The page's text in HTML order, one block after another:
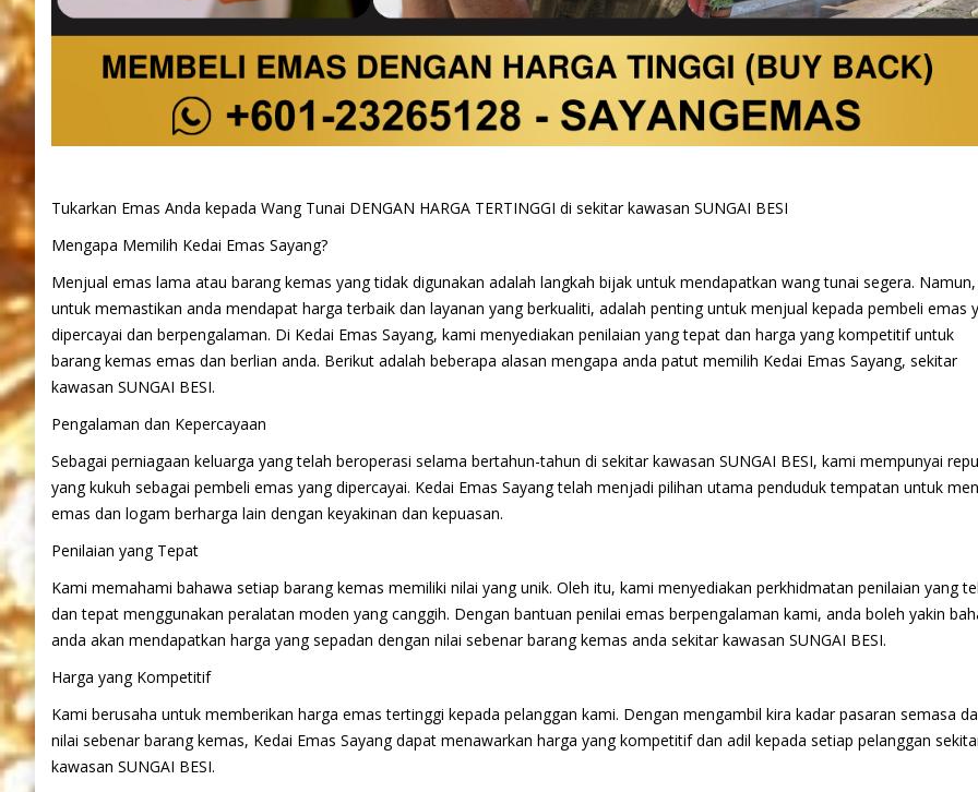
Tukarkan Emas Anda kepada Wang Tunai DENGAN HARGA TERTINGGI di sekitar kawasan SUNGAI BESI
Mengapa Memilih Kedai Emas Sayang?
Menjual emas lama atau barang kemas yang tidak digunakan adalah langkah bijak untuk mendapatkan wang tunai segera. Namun,
untuk memastikan anda mendapat harga terbaik dan layanan yang berkualiti, adalah penting untuk menjual kepada pembeli emas
dipercayai dan berpengalaman. Di Kedai Emas Sayang, kami menyediakan penilaian yang tepat dan harga yang kompetitif untuk
barang kemas emas dan berlian anda. Berikut adalah beberapa alasan mengapa anda patut memilih Kedai Emas Sayang, sekitar
kawasan SUNGAI BESI.
Pengalaman dan Kepercayaan
Sebagai perniagaan keluarga yang telah beroperasi selama bertahun-tahun di sekitar kawasan SUNGAI BESI, kami mempunyai
yang kukuh sebagai pembeli emas yang dipercayai. Kedai Emas Sayang telah menjadi pilihan utama penduduk tempatan untuk
emas dan logam berharga lain dengan keyakinan dan kepuasan.
Penilaian yang Tepat
Kami memahami bahawa setiap barang kemas memiliki nilai yang unik. Oleh itu, kami menyediakan perkhidmatan penilaian yang
dan tepat menggunakan peralatan moden yang canggih. Dengan bantuan penilai emas berpengalaman kami, anda boleh yakin
anda akan mendapatkan harga yang sepadan dengan nilai sebenar barang kemas anda sekitar kawasan SUNGAI BESI.
Harga yang Kompetitif
Kami berusaha untuk memberikan harga emas tertinggi kepada pelanggan kami. Dengan mengambil kira kadar pasaran semasa
nilai sebenar barang kemas, Kedai Emas Sayang dapat menawarkan harga yang kompetitif dan adil kepada setiap pelanggan
kawasan SUNGAI BESI.